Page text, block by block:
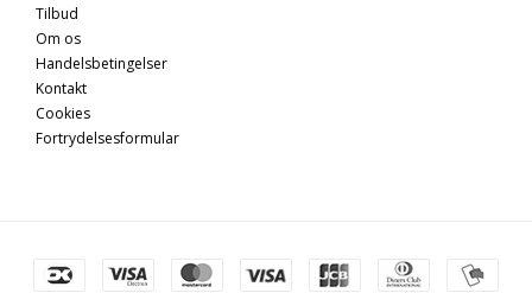
Tilbud
Om os
Handelsbetingelser
Kontakt
Cookies
Fortrydelsesformular